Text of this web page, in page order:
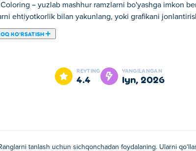
– yuzlab mashhur ramzlarni bo'yashga imkon
ehtiyotkorlik bilan yakunlang, yoki grafikani
KOʻRSATISH
siz o'zingizni cheksiz usullar bilan ifodalashingiz
qoʻllashingiz mumkin boʻlgan ranglarni tanlashingiz
bilan tajriba qilishingiz mumkin. Siz barcha
REYTING
4.4
YANGILANGAN
iyn, 2026
tanlash uchun sichqonchadan foydalaning. Ularni